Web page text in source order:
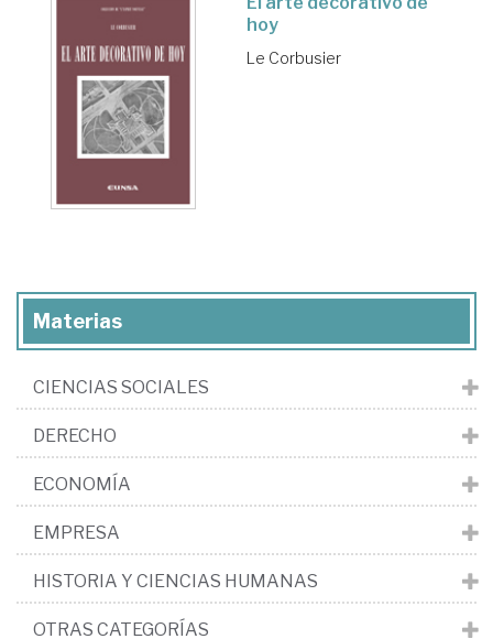
hoy
Le Corbusier
Materias
CIENCIAS SOCIALES
DERECHO
ECONOMÍA
EMPRESA
HISTORIA Y CIENCIAS HUMANAS
OTRAS CATEGORÍAS